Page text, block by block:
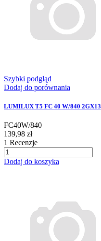
Szybki podgląd
Dodaj do porównania
LUMILUX T5 FC 40 W/840 2GX13
FC40W/840
139,98 zł
1 Recenzje
Dodaj do koszyka